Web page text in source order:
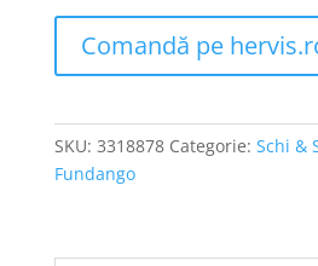
Comandă pe
SKU: 3318878 Categorie: Schi &
Fundango